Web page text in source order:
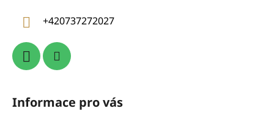
+420737272027
Informace pro vás